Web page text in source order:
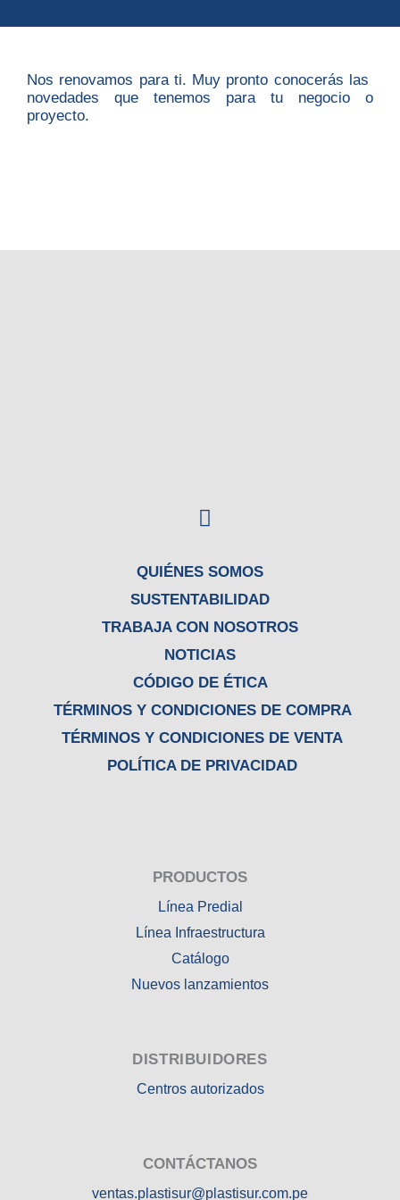
Nos renovamos para ti. Muy pronto conocerás las
novedades que tenemos para tu negocio o
proyecto.
F
a
e
b
o
o
k
QUIÉNES SOMOS
SUSTENTABILIDAD
TRABAJA CON NOSOTROS
NOTICIAS
CÓDIGO DE ÉTICA
TÉRMINOS Y CONDICIONES DE COMPRA
TÉRMINOS Y CONDICIONES DE VENTA
POLÍTICA DE PRIVACIDAD
PRODUCTOS
Línea Predial
Línea Infraestructura
Catálogo
Nuevos lanzamientos
DISTRIBUIDORES
Centros autorizados
CONTÁCTANOS
ventas.plastisur@plastisur.com.pe